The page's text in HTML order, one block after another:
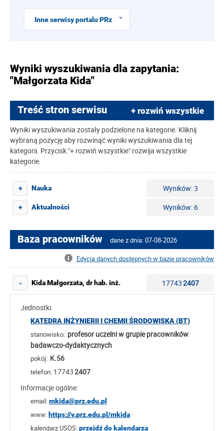
Inne serwisy portalu PRz
Wyniki wyszukiwania dla zapytania:
"Małgorzata Kida"
Treść stron serwisu + rozwiń wszystkie
Wyniki wyszukiwania zostały podzielone na kategorie. Kliknij
wybraną pozycję aby rozwinąć wyniki wyszukiwania dla tej
kategorii. Przycisk "+ rozwiń wszystkie" rozwija wszystkie
kategorie.
+ Nauka Wyników: 3
+ Aktualności Wyników: 6
Baza pracowników dane z dnia: 07-08-2026
Edycja danych dostępnych w bazie pracowników
- Kida Małgorzata, dr hab. inż. 177432407
Jednostki:
KATEDRA INŻYNIERII I CHEMII ŚRODOWISKA (BT)
stanowisko: profesor uczelni w grupie pracowników
badawczo-dydaktycznych
pokój: K.56
telefon: 177432407
Informacje ogólne:
email:mkida@prz.edu.pl
www: https://v.prz.edu.pl/mkida
kalendarz USOS:przejdź do kalendarza